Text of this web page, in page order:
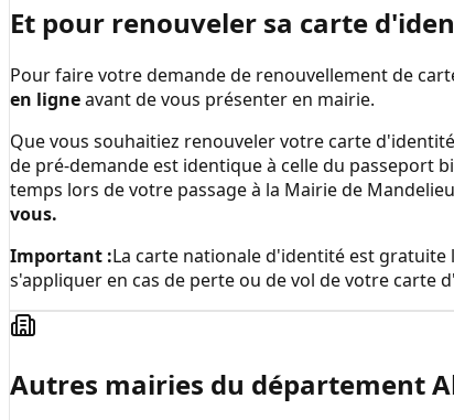
Et pour renouveler sa carte
Pour faire votre demande de renouvellement de
en ligneavant de vous présenter en mairie.
Que vous souhaitiez renouveler votre carte
de pré-demande est identique à celle du passeport
temps lors de votre passage à la Mairie de
vous.
Important :La carte nationale d'identité est
s'appliquer en cas de perte ou de vol de votre carte
Autres mairies du département